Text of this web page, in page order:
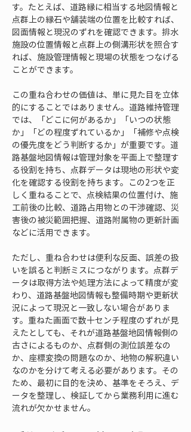
す。たとえば、道路縁に相当する地図情報と
点群上の縁石や舗装端の位置を比較すれば、
図面情報と現況のずれを確認できます。排水
施設の位置情報と点群上の側溝形状を照合す
れば、施設管理情報と現場の状態をつなげる
ことができます。
この重ね合わせの価値は、単に見た目を立体
的にすることではありません。道路維持管理
では、「どこに何があるか」「いつの状態
か」「どの程度ずれているか」「補修や点検
の優先度をどう判断するか」が重要です。道
路基盤地図情報は管理対象を平面上で整理す
る役割を持ち、点群データは現地の形状や変
化を確認する役割を持ちます。この2つを正
しく重ねることで、点検結果の位置付け、施
工前後の比較、道路占用物との干渉確認、災
害後の被災範囲把握、道路附属物の更新計画
などに活用できます。
ただし、重ね合わせは便利な反面、誤差の扱
いを誤ると判断ミスにつながります。点群デ
ータは取得方法や処理方法によって精度が変
わり、道路基盤地図情報も整備時期や更新状
況によって現況と一致しない場合がありま
す。重ねた画面で数十センチ程度のずれが見
えたとしても、それが道路基盤地図情報側の
古さによるものか、点群側の測位誤差なの
か、座標変換の問題なのか、地物の解釈違い
なのかを分けて考える必要があります。その
ため、最初に目的を決め、基準をそろえ、デ
ータを整理し、検証してから業務利用に進む
流れが欠かせません。